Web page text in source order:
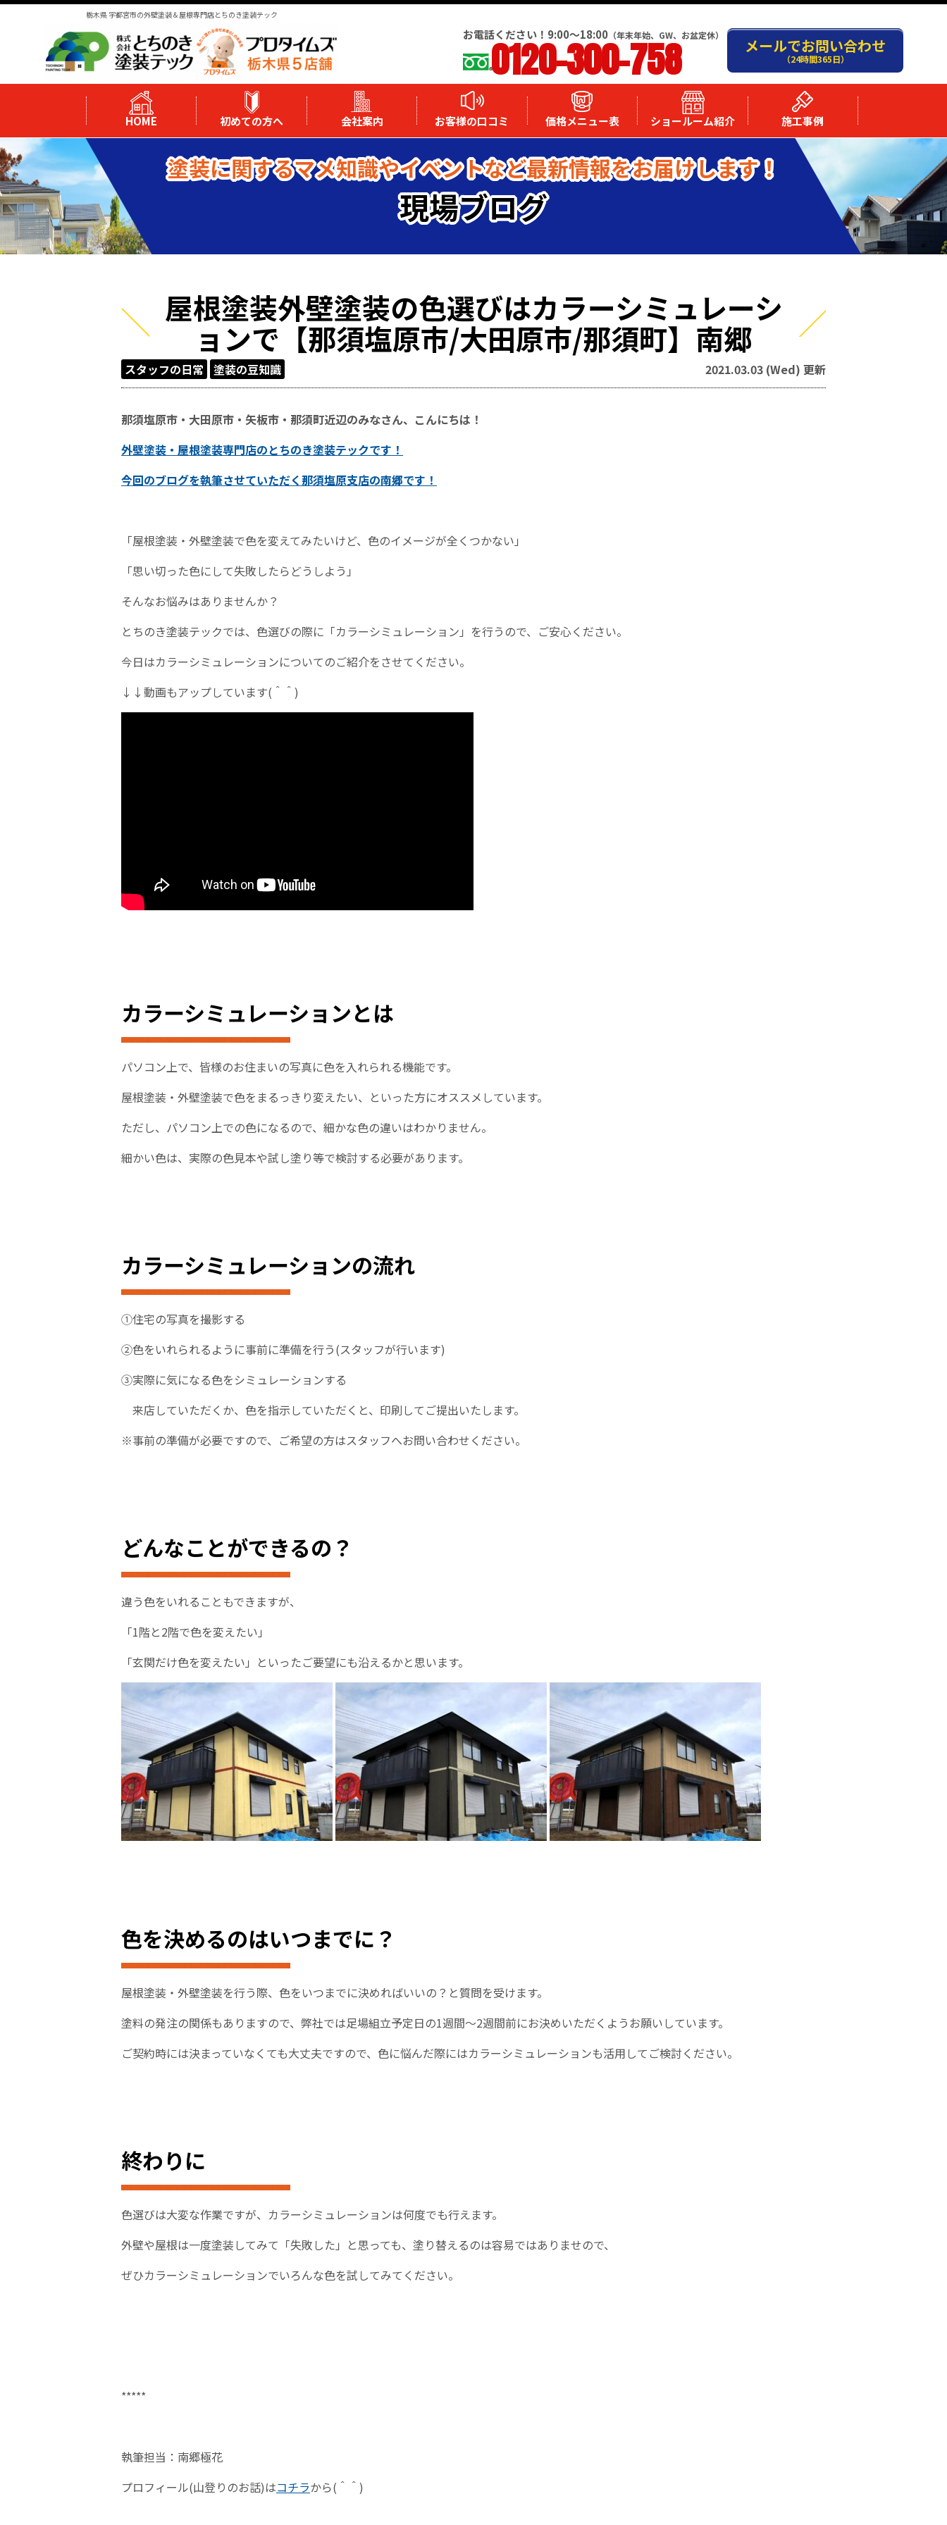
栃木県 宇都宮市の外壁塗装＆屋根専門店とちのき塗装テック
お電話ください！9:00～18:00 （年末年始、GW、お盆定休）
0120-300-758 メールでお問い合わせ
（24時間365日）
HOME 初めての方へ 会社案内 お客様の口コミ 価格メニュー表 ショールーム紹介 施工事例
塗装に関するマメ知識やイベントなど最新情報をお届けします！
現場ブログ
屋根塗装外壁塗装の色選びはカラーシミュレーシ
ョンで【那須塩原市/大田原市/那須町】南郷
スタッフの日常 塗装の豆知識 2021.03.03 (Wed) 更新
那須塩原市・大田原市・矢板市・那須町近辺のみなさん、こんにちは！
外壁塗装・屋根塗装専門店のとちのき塗装テックです！
今回のブログを執筆させていただく那須塩原支店の南郷です！
「屋根塗装・外壁塗装で色を変えてみたいけど、色のイメージが全くつかない」
「思い切った色にして失敗したらどうしよう」
そんなお悩みはありませんか？
とちのき塗装テックでは、色選びの際に「カラーシミュレーション」を行うので、ご安心ください。
今日はカラーシミュレーションについてのご紹介をさせてください。
↓↓動画もアップしています(＾＾)
カラーシミュレーションとは
パソコン上で、皆様のお住まいの写真に色を入れられる機能です。
屋根塗装・外壁塗装で色をまるっきり変えたい、といった方にオススメしています。
ただし、パソコン上での色になるので、細かな色の違いはわかりません。
細かい色は、実際の色見本や試し塗り等で検討する必要があります。
カラーシミュレーションの流れ
①住宅の写真を撮影する
②色をいれられるように事前に準備を行う(スタッフが行います)
③実際に気になる色をシミュレーションする
来店していただくか、色を指示していただくと、印刷してご提出いたします。
※事前の準備が必要ですので、ご希望の方はスタッフへお問い合わせください。
どんなことができるの？
違う色をいれることもできますが、
「1階と2階で色を変えたい」
「玄関だけ色を変えたい」といったご要望にも沿えるかと思います。
色を決めるのはいつまでに？
屋根塗装・外壁塗装を行う際、色をいつまでに決めればいいの？と質問を受けます。
塗料の発注の関係もありますので、弊社では足場組立予定日の1週間～2週間前にお決めいただくようお願いしています。
ご契約時には決まっていなくても大丈夫ですので、色に悩んだ際にはカラーシミュレーションも活用してご検討ください。
終わりに
色選びは大変な作業ですが、カラーシミュレーションは何度でも行えます。
外壁や屋根は一度塗装してみて「失敗した」と思っても、塗り替えるのは容易ではありませので、
ぜひカラーシミュレーションでいろんな色を試してみてください。
*****
執筆担当：南郷極花
プロフィール(山登りのお話)はコチラから( ＾＾ )